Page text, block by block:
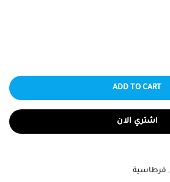
ADD TO CART
اشتري الان
, قرطاسية